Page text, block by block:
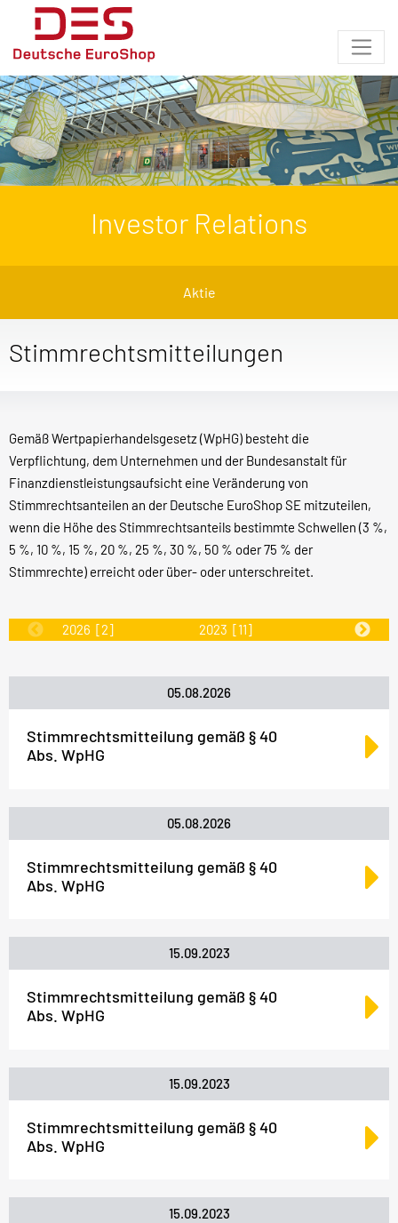
Investor Relations
Aktie
Stimmrechtsmitteilungen
Gemäß Wertpapierhandelsgesetz (WpHG) besteht die
Verpflichtung, dem Unternehmen und der Bundesanstalt für
Finanzdienstleistungsaufsicht eine Veränderung von
Stimmrechtsanteilen an der Deutsche EuroShop SE mitzuteilen,
wenn die Höhe des Stimmrechtsanteils bestimmte Schwellen (3 %,
5 %, 10 %, 15 %, 20 %, 25 %, 30 %, 50 % oder 75 % der
Stimmrechte) erreicht oder über- oder unterschreitet.
2026 [2] 2023 [11] 2022[31]
05.08.2026
Stimmrechtsmitteilung gemäß § 40
Abs. WpHG
05.08.2026
Stimmrechtsmitteilung gemäß § 40
Abs. WpHG
15.09.2023
Stimmrechtsmitteilung gemäß § 40
Abs. WpHG
15.09.2023
Stimmrechtsmitteilung gemäß § 40
Abs. WpHG
15.09.2023